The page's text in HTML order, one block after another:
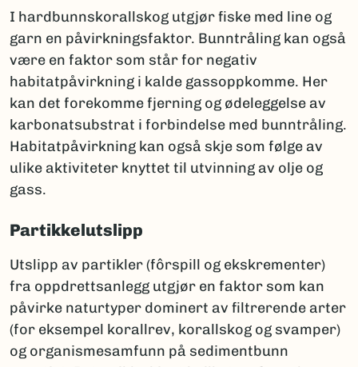
I hardbunnskorallskog utgjør fiske med line og
garn en påvirkningsfaktor. Bunntråling kan også
være en faktor som står for negativ
habitatpåvirkning i kalde gassoppkomme. Her
kan det forekomme fjerning og ødeleggelse av
karbonatsubstrat i forbindelse med bunntråling.
Habitatpåvirkning kan også skje som følge av
ulike aktiviteter knyttet til utvinning av olje og
gass.
Partikkelutslipp
Utslipp av partikler (fôrspill og ekskrementer)
fra oppdrettsanlegg utgjør en faktor som kan
påvirke naturtyper dominert av filtrerende arter
(for eksempel korallrev, korallskog og svamper)
og organismesamfunn på sedimentbunn